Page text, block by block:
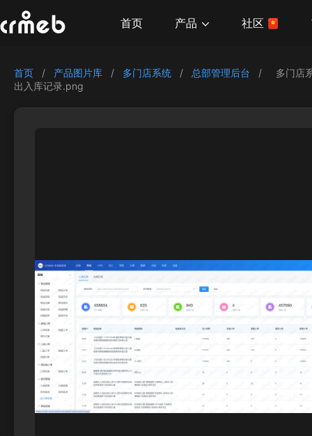
首页 产品 社区
首页 / 产品图片库 / 多门店系统 / 总部管理后台 /
多门店
出入库记录.png